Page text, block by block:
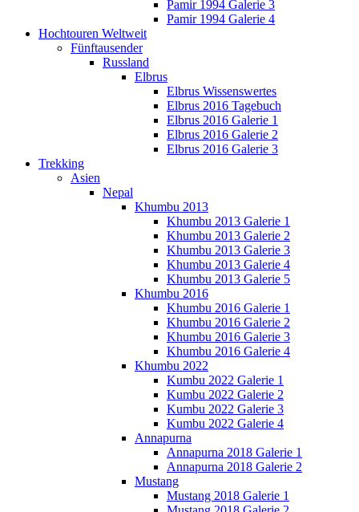
Pamir 1994 Galerie 3
Pamir 1994 Galerie 4
Hochtouren Weltweit
Fünftausender
Russland
Elbrus
Elbrus Wissenswertes
Elbrus 2016 Tagebuch
Elbrus 2016 Galerie 1
Elbrus 2016 Galerie 2
Elbrus 2016 Galerie 3
Trekking
Asien
Nepal
Khumbu 2013
Khumbu 2013 Galerie 1
Khumbu 2013 Galerie 2
Khumbu 2013 Galerie 3
Khumbu 2013 Galerie 4
Khumbu 2013 Galerie 5
Khumbu 2016
Khumbu 2016 Galerie 1
Khumbu 2016 Galerie 2
Khumbu 2016 Galerie 3
Khumbu 2016 Galerie 4
Khumbu 2022
Kumbu 2022 Galerie 1
Kumbu 2022 Galerie 2
Kumbu 2022 Galerie 3
Kumbu 2022 Galerie 4
Annapurna
Annapurna 2018 Galerie 1
Annapurna 2018 Galerie 2
Mustang
Mustang 2018 Galerie 1